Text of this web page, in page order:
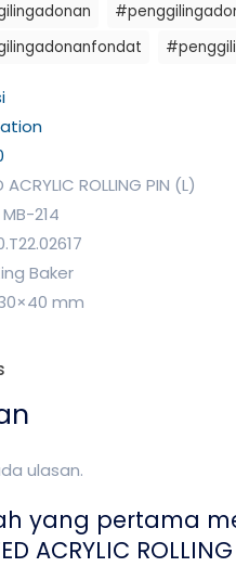
ACRYLIC ROLLING PIN (L)
214
Baker
mm
ulasan.
yang pertama
ACRYLIC